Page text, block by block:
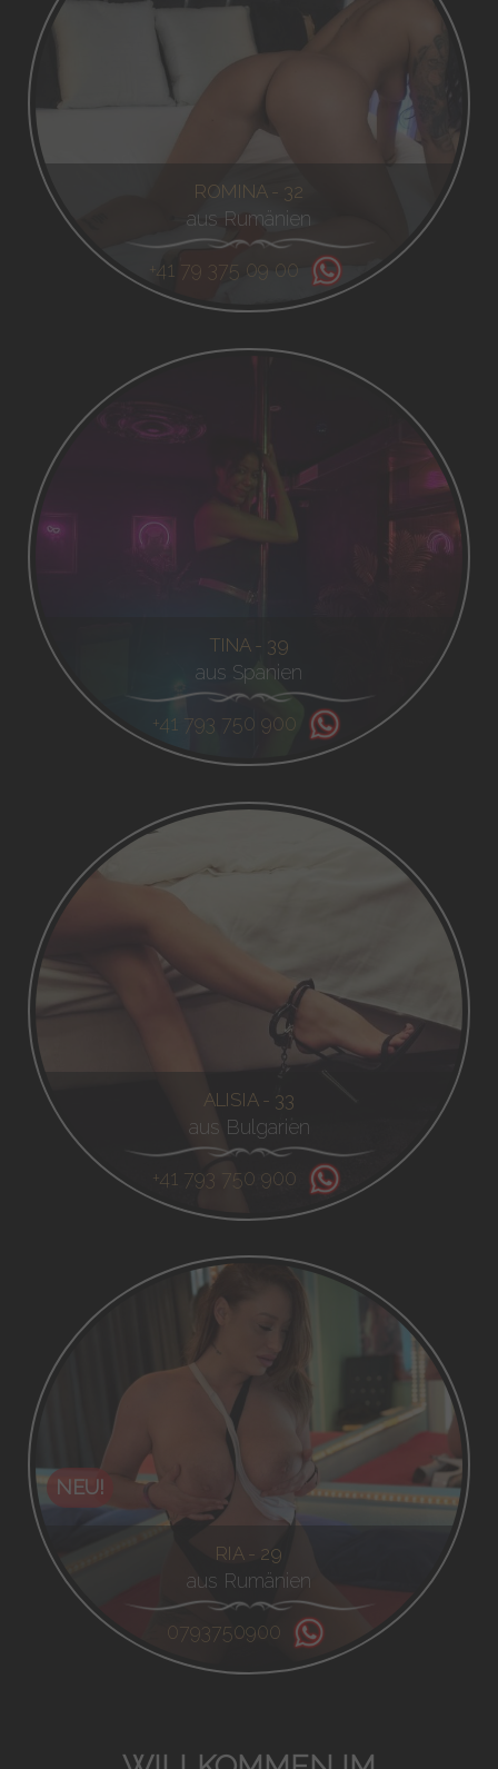
ROMINA - 32
aus Rumänien
+41 79 375 09 00
TINA - 39
aus Spanien
+41 793 750 900
ALISIA - 33
aus Bulgarien
+41 793 750 900
NEU!
RIA - 29
aus Rumänien
0793750900